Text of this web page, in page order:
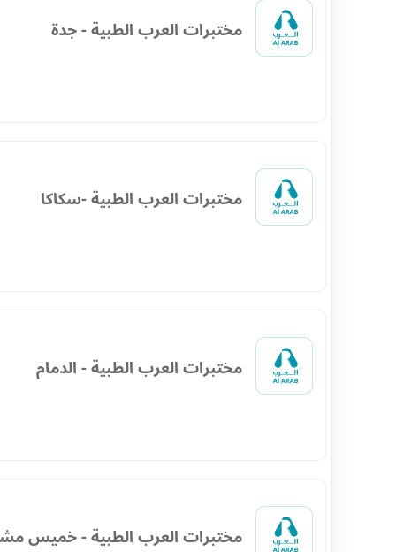
مختبرات العرب الطبية - جدة
مختبرات العرب الطبية -سكاكا
مختبرات العرب الطبية - الدمام
مختبرات العرب الطبية - خميس